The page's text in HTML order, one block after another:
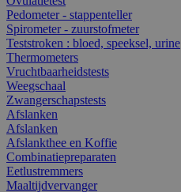
Pedometer - stappenteller
Spirometer - zuurstofmeter
Teststroken : bloed, speeksel, urine
Thermometers
Vruchtbaarheidstests
Weegschaal
Zwangerschapstests
Afslanken
Afslanken
Afslankthee en Koffie
Combinatiepreparaten
Eetlustremmers
Maaltijdvervanger